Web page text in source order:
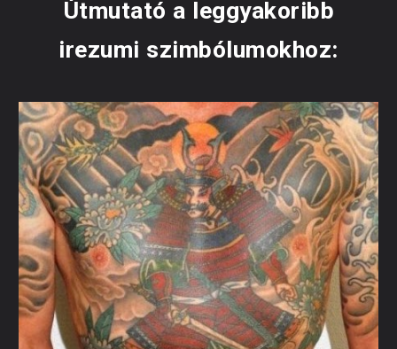
Útmutató a leggyakoribb
irezumi szimbólumokhoz: